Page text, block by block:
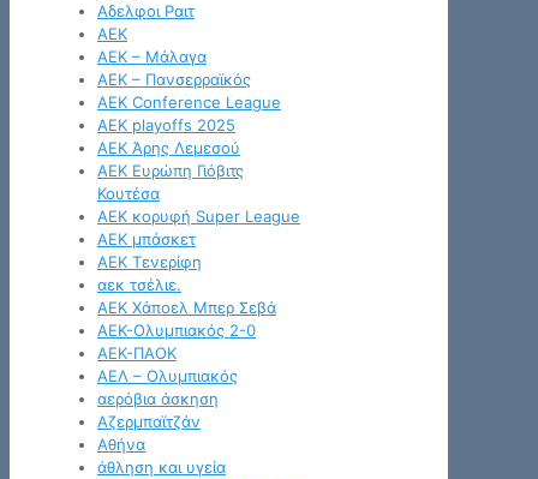
Αδελφοι Ραιτ
ΑΕΚ
ΑΕΚ – Μάλαγα
ΑΕΚ – Πανσερραϊκός
ΑΕΚ Conference League
ΑΕΚ playoffs 2025
ΑΕΚ Άρης Λεμεσού
ΑΕΚ Ευρώπη Γιόβιτς
Κουτέσα
ΑΕΚ κορυφή Super League
ΑΕΚ μπάσκετ
ΑΕΚ Τενερίφη
αεκ τσέλιε.
ΑΕΚ Χάποελ Μπερ Σεβά
ΑΕΚ-Ολυμπιακός 2-0
ΑΕΚ-ΠΑΟΚ
ΑΕΛ – Ολυμπιακός
αερόβια άσκηση
Αζερμπαϊτζάν
Αθήνα
άθληση και υγεία